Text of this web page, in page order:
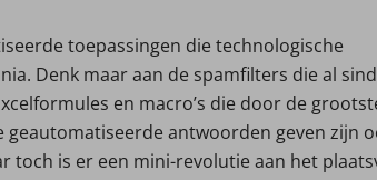
toepassingen die technologische
Denk maar aan de spamfilters die al
en macro’s die door de
antwoorden geven zijn
toch is er een mini-revolutie aan het